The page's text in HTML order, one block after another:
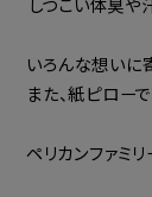
いろんな想いに
また、紙ピロー
ペリカンファミ